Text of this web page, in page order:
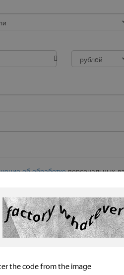
об обработкеперсональных
примите соглашение об
только с юр. лицами и ИП.